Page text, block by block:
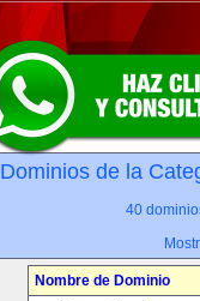
Dominios de la
40
Nombre de Dominio